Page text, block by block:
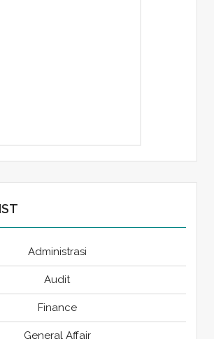
Administrasi
Audit
Finance
General Affair